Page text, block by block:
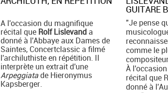
A l'occasion du magnifique
récital que Rolf Lislevanda
donné à l'Abbaye aux Dames de
Saintes, Concertclassic a filmé
l'archiluthiste en répétition. Il
interprète un extrait d'une
Arpeggiatade Hieronymus
Kapsberger.
GUITARE
"Je pense
comme le
À
récital que
donné à